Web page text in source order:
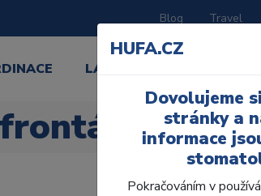
Blog Travel
LABORATOŘ
D
HUFA.CZ
Dovolujeme
stránky a
informace
Pokračováním v